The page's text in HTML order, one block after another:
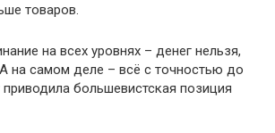
товаров.
на всех уровнях – денег нельзя,
на самом деле – всё с точностью до
большевистская позиция